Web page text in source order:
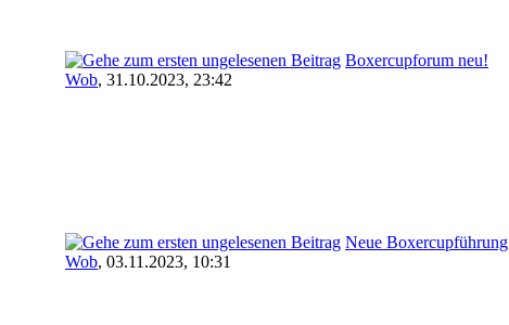
Boxercupforum neu!
Wob, 31.10.2023, 23:42
Neue Boxercupführung
Wob, 03.11.2023, 10:31